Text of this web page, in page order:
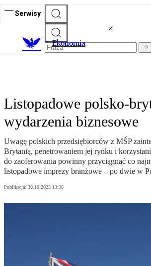
Serwisy
Ekonomia
Listopadowe polsko-
wydarzenia biznesowe
Uwagę polskich przedsiębiorców z MŚP
Brytanią, penetrowaniem jej rynku i
do zaoferowania powinny przyciągnąć co
listopadowe imprezy branżowe – po dwie w
Publikacja: 30.10.2023 13:36